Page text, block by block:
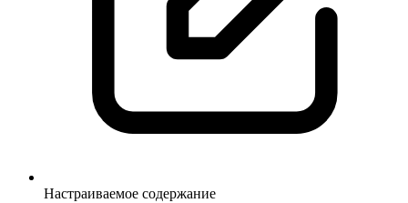
Настраиваемое содержание